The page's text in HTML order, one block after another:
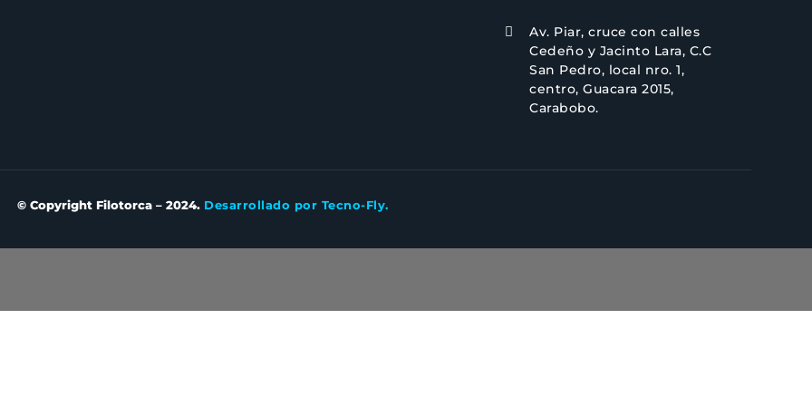

Av. Piar, cruce con calles
Cedeño y Jacinto Lara, C.C
San Pedro, local nro. 1,
centro, Guacara 2015,
Carabobo.
© Copyright Filotorca – 2024. Desarrollado por Tecno-Fly.